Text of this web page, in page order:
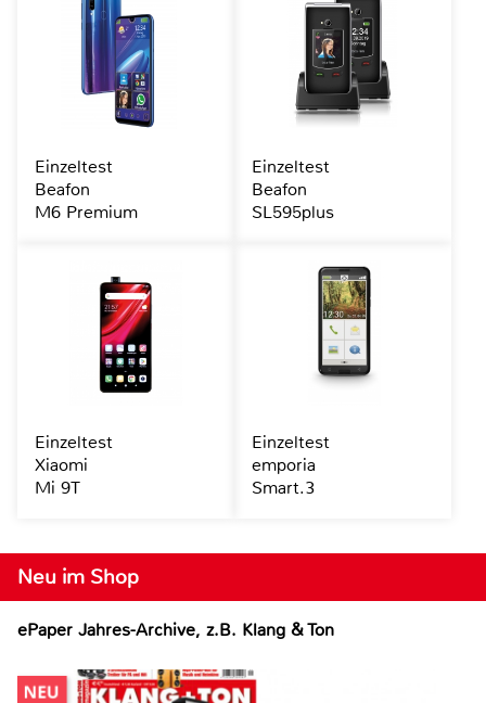
Neu im Shop
ePaper Jahres-Archive, z.B. Klang & Ton
Einzeltest
Beafon
M6 Premium
Einzeltest
Beafon
SL595plus
Einzeltest
Xiaomi
Mi 9T
Einzeltest
emporia
Smart.3